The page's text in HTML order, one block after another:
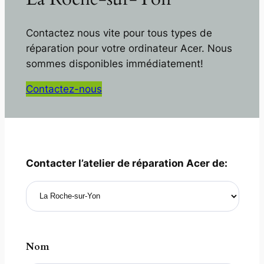
Contactez nous vite pour tous types de
réparation pour votre ordinateur Acer. Nous
sommes disponibles immédiatement!
Contactez-nous
Contacter l’atelier de réparation Acer de:
Nom